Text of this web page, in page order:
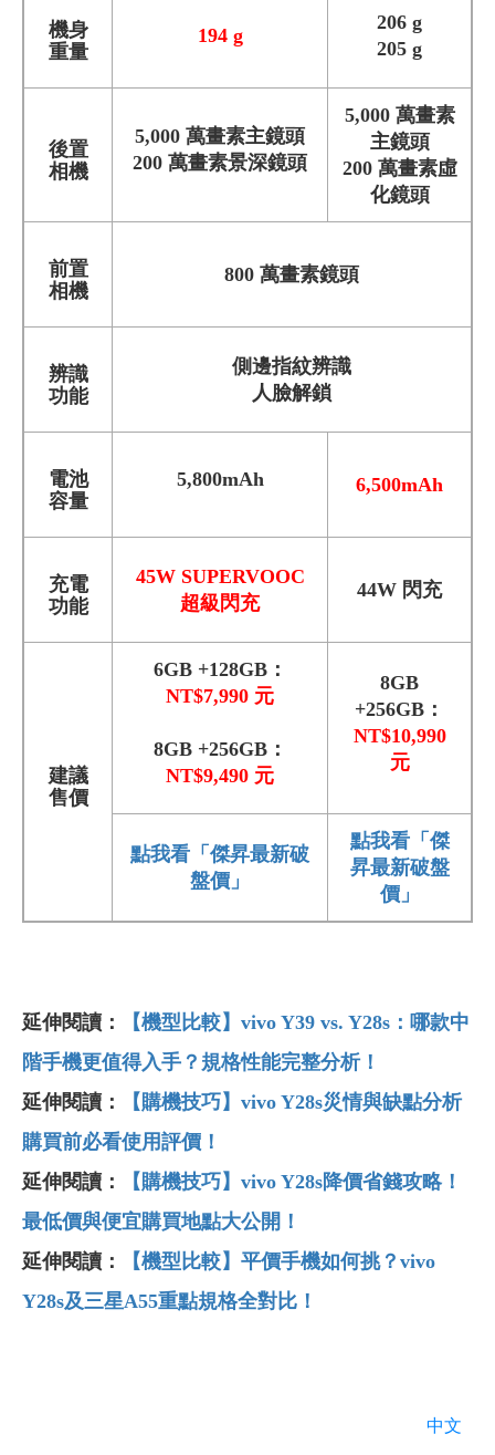
機身
重量
194 g
206 g
205 g
後置
相機
5,000 萬畫素主鏡頭
200 萬畫素景深鏡頭
5,000 萬畫素
主鏡頭
200 萬畫素虛
化鏡頭
前置
相機
800 萬畫素鏡頭
辨識
功能
側邊指紋辨識
人臉解鎖
電池
容量
5,800mAh 6,500mAh
充電
功能
45W SUPERVOOC
超級閃充
44W 閃充
建議
售價
6GB +128GB：
NT$7,990 元
8GB +256GB：
NT$9,490 元
8GB
+256GB：
NT$10,990
元
點我看「傑昇最新破
盤價」
點我看「傑
昇最新破盤
價」
延伸閱讀： 【機型比較】vivo Y39 vs. Y28s ：哪款中
階手機更值得入手？規格性能完整分析！
延伸閱讀：
【購機技巧】vivo Y28s災情與缺點分析
購買前必看使用評價！
延伸閱讀：
【購機技巧】vivo Y28s降價省錢攻略！
最低價與便宜購買地點大公開！
延伸閱讀：
【機型比較】平價手機如何挑？vivo
Y28s及三星A55重點規格全對比！
中文